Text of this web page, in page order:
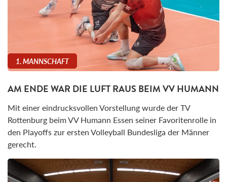
1. MANNSCHAFT
AM ENDE WAR DIE LUFT RAUS BEIM VV HUMANN
Mit einer eindrucksvollen Vorstellung wurde der TV
Rottenburg beim VV Humann Essen seiner Favoritenrolle in
den Playoffs zur ersten Volleyball Bundesliga der Männer
gerecht.